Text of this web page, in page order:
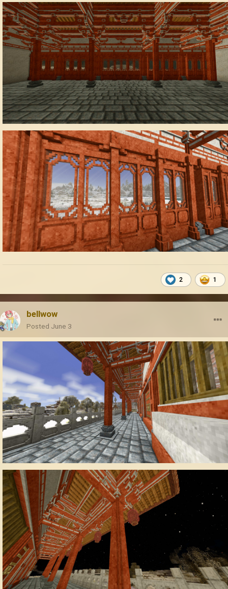
2 1
bellwow
Posted June 3